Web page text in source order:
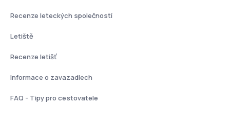
Recenze leteckých společností
Letiště
Recenze letišť
Informace o zavazadlech
FAQ - Tipy pro cestovatele